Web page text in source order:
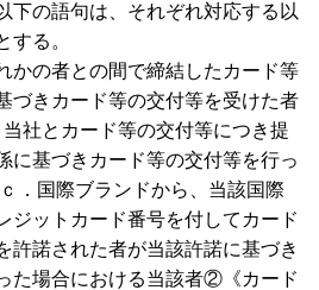
下の語句は、それぞれ対応する以
する。
かの者との間で締結したカード等
づきカード等の交付等を受けた者
社とカード等の交付等につき提
に基づきカード等の交付等を行っ
．国際ブランドから、当該国際
ジットカード番号を付してカード
許諾された者が当該許諾に基づき
た場合における当該者②《カード